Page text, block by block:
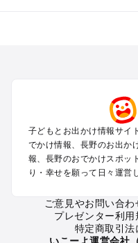
上田・佐久・小諸・別所の
伊那・駒ヶ根・飯田・昼神
蓼科・白樺湖・車山・女
安曇野・大町のプールお出
白馬・小谷のプールお出か
木曽路・木曽周辺のプール
野沢・志賀高原周辺のプー
飯山・斑尾・信濃町・黒姫
子どもとお出かけ情報サイ
でかけ情報、長野のお出か
報、長野のおでかけスポッ
り・幸せを願って日々運営
ご意見やお問い合わ
プレゼンター利用
特定商取引